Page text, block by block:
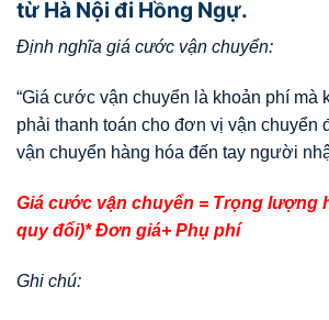
từ Hà Nội đi Hồng Ngự.
Định nghĩa giá cước vận chuyển:
“Giá cước vận chuyển là khoản phí mà
phải thanh toán cho đơn vị vận chuyển
vận chuyển hàng hóa đến tay người
Giá cước vận chuyển = Trọng lượng
quy đổi)* Đơn giá+ Phụ phí
Ghi chú: